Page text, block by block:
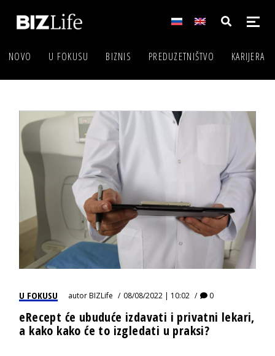
NOVO U FOKUSU BIZNIS PREDUZETNIŠTVO KARIJERA
U FOKUSU autorBIZLife 08/08/2022 | 10:02 0
eRecept će ubuduće izdavati i privatni lekari,
a kako kako će to izgledati u praksi?